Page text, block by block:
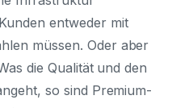
entweder mit
müssen. Oder aber
die Qualität und den
so sind Premium-